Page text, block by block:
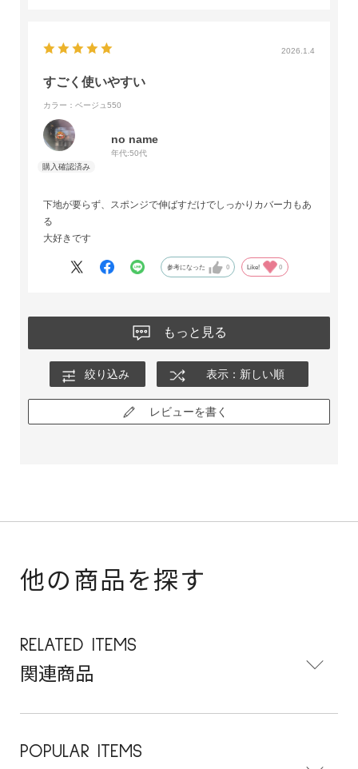
2026.1.4
すごく使いやすい
カラー：ベージュ550
no name
年代:50代
下地が要らず、スポンジで伸ばすだけでしっかりカバー力もあ
る
大好きです
参考になった 0 Like! 0
もっと見る
絞り込み 表示：新しい順
レビューを書く
他の商品を探す
RELATED ITEMS
関連商品
POPULAR ITEMS